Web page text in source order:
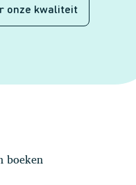
onze kwaliteit